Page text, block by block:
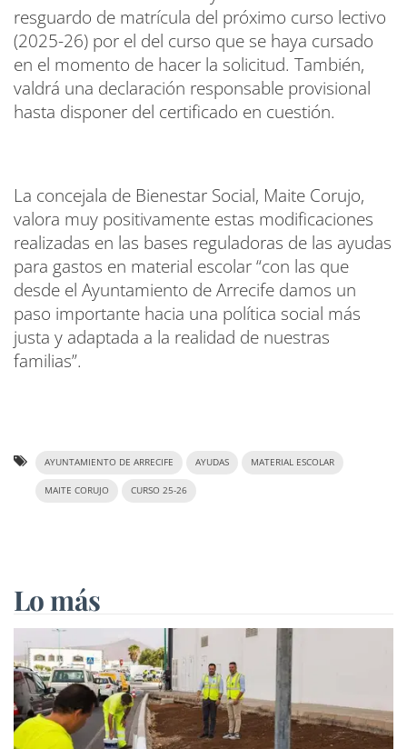
resguardo de matrícula del próximo curso lectivo
(2025-26) por el del curso que se haya cursado
en el momento de hacer la solicitud. También,
valdrá una declaración responsable provisional
hasta disponer del certificado en cuestión.
La concejala de Bienestar Social, Maite Corujo,
valora muy positivamente estas modificaciones
realizadas en las bases reguladoras de las ayudas
para gastos en material escolar “con las que
desde el Ayuntamiento de Arrecife damos un
paso importante hacia una política social más
justa y adaptada a la realidad de nuestras
familias”.
AYUNTAMIENTO DE ARRECIFE AYUDAS MATERIAL ESCOLAR
MAITE CORUJO CURSO 25-26
Lo más